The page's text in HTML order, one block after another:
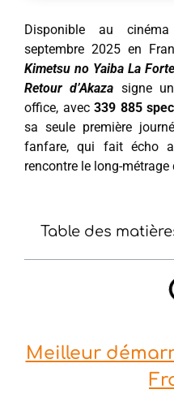
Disponible au
septembre 2025 en
Kimetsu no Yaiba La
Retour d’Akaza signe
office, avec339 885
sa seule première
fanfare, qui fait écho
rencontre le long-métrage
Table des
Meilleur